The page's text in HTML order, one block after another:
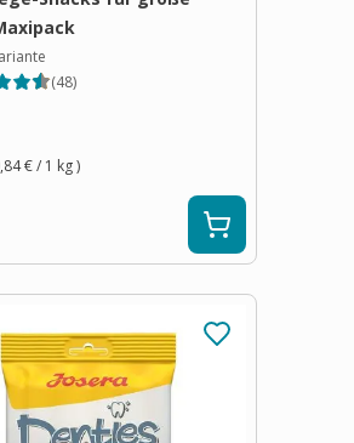
(48)
€/ 1 kg)